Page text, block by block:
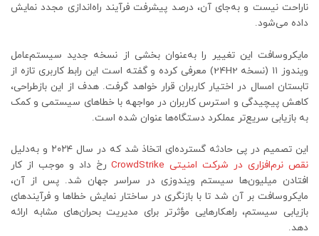
ناراحت نیست و به‌جای آن، درصد پیشرفت فرآیند راه‌اندازی مجدد نمایش
داده می‌شود.
مایکروسافت این تغییر را به‌عنوان بخشی از نسخه جدید سیستم‌عامل
ویندوز ۱۱ (نسخه 24H2) معرفی کرده و گفته است این رابط کاربری تازه از
تابستان امسال در اختیار کاربران قرار خواهد گرفت. هدف از این بازطراحی،
کاهش پیچیدگی و استرس کاربران در مواجهه با خطاهای سیستمی و کمک
به بازیابی سریع‌تر عملکرد دستگاه‌ها عنوان شده است.
این تصمیم در پی حادثه گسترده‌ای اتخاذ شد که در سال ۲۰۲۴ و به‌دلیل
نقص نرم‌افزاری در شرکت امنیتی CrowdStrike
رخ داد و موجب از کار
افتادن میلیون‌ها سیستم ویندوزی در سراسر جهان شد. پس از آن،
مایکروسافت بر آن شد تا با بازنگری در ساختار نمایش خطاها و فرآیندهای
بازیابی سیستم، راهکارهایی مؤثرتر برای مدیریت بحران‌های مشابه ارائه
دهد.